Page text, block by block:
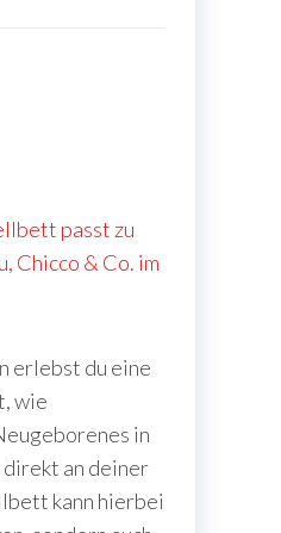
passt zu
Chicco & Co. im
erlebst du eine
wie
in
direkt an deiner
kann hierbei